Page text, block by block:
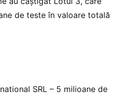
de teste în valoare totală
SRL – 5 milioane de